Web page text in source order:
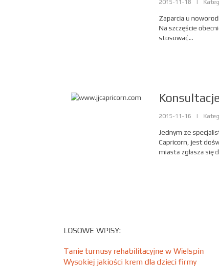
2015-11-18 |
Zaparcia u
Na szczęście
stosować...
2015-11-16 |
Jednym ze
Capricorn, jest
miasta zgłasza się
LOSOWE WPISY:
Tanie turnusy rehabilitacyjne w Wielspin
Wysokiej jakiości krem dla dzieci firmy